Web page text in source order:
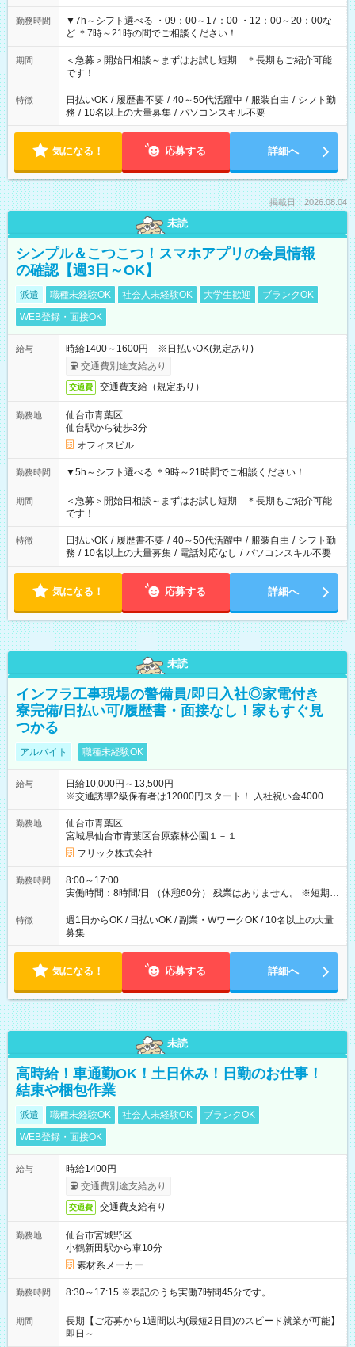
勤務時間
▼7h～シフト選べる ・09：00～17：00 ・12：00～20：00な
ど ＊7時～21時の間でご相談ください！
期間
＜急募＞開始日相談～まずはお試し短期 ＊長期もご紹介可能
です！
特徴 日払いOK / 履歴書不要 / 40～50代活躍中 / 服装自由 / シフト勤
務 / 10名以上の大量募集 / パソコンスキル不要
気になる！ 応募する 詳細へ
掲載日：2026.08.04
未読
シンプル＆こつこつ！スマホアプリの会員情報
の確認【週3日～OK】
派遣 職種未経験OK 社会人未経験OK 大学生歓迎
ブランクOK
WEB登録・面接OK
給与
時給1400～1600円 ※日払いOK(規定あり)
交通費別途支給あり
交通費 交通費支給（規定あり）
勤務地
仙台市青葉区
仙台駅から徒歩3分
オフィスビル
勤務時間 ▼5h～シフト選べる ＊9時～21時間でご相談ください！
期間
＜急募＞開始日相談～まずはお試し短期 ＊長期もご紹介可能
です！
特徴 日払いOK / 履歴書不要 / 40～50代活躍中 / 服装自由 / シフト勤
務 / 10名以上の大量募集 / 電話対応なし / パソコンスキル不要
気になる！ 応募する 詳細へ
未読
インフラ工事現場の警備員/即日入社◎家電付き
寮完備/日払い可/履歴書・面接なし！家もすぐ見
つかる
アルバイト 職種未経験OK
給与
日給10,000円～13,500円
※交通誘導2級保有者は12000円スタート！ 入社祝い金4000円
【試用期間】試用期間なし
勤務地
仙台市青葉区
宮城県仙台市青葉区台原森林公園１－１
フリック株式会社
勤務時間
8:00～17:00
実働時間：8時間/日 （休憩60分） 残業はありません。 ※短期の
募集は行っておりません。予めご了承くださいませ。
特徴
週1日からOK / 日払いOK / 副業・WワークOK / 10名以上の大量
募集
気になる！ 応募する 詳細へ
未読
高時給！車通勤OK！土日休み！日勤のお仕事！
結束や梱包作業
派遣 職種未経験OK 社会人未経験OK
ブランクOK
WEB登録・面接OK
給与
時給1400円
交通費別途支給あり
交通費 交通費支給有り
勤務地
仙台市宮城野区
小鶴新田駅から車10分
素材系メーカー
勤務時間 8:30～17:15 ※表記のうち実働7時間45分です。
期間
長期【ご応募から1週間以内(最短2日目)のスピード就業が可能】
即日～